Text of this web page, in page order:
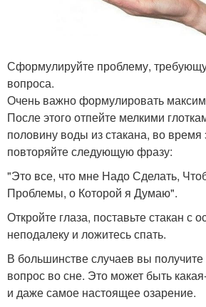
Сформулируйте проблему,
вопроса.
Очень важно формулировать
После этого отпейте мелкими
половину воды из стакана, во время
повторяйте следующую фразу:
"Это все, что мне Надо Сделать,
Проблемы, о Которой я Думаю".
Откройте глаза, поставьте стакан с
неподалеку и ложитесь спать.
В большинстве случаев вы получите
вопрос во сне. Это может быть
и даже самое настоящее озарение.